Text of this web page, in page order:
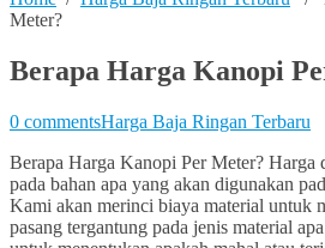
Meter?
Berapa Harga Kanopi
0 commentsHarga Baja Ringan Terbaru
Berapa Harga Kanopi Per Meter? Harga
pada bahan apa yang akan digunakan
Kami akan merinci biaya material untuk
pasang tergantung pada jenis material